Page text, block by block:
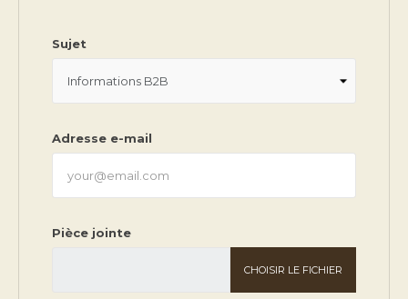
Sujet
Adresse e-mail
Pièce jointe
CHOISIR LE FICHIER